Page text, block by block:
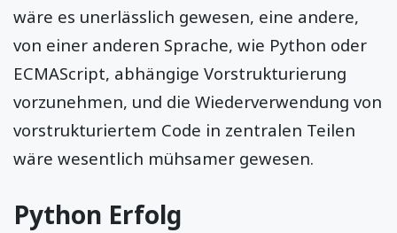
wäre es unerlässlich gewesen, eine andere,
von einer anderen Sprache, wie Python oder
ECMAScript, abhängige Vorstrukturierung
vorzunehmen, und die Wiederverwendung von
vorstrukturiertem Code in zentralen Teilen
wäre wesentlich mühsamer gewesen.
Python Erfolg